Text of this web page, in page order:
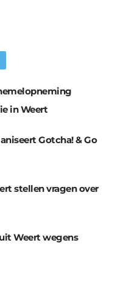
in Weert
Gotcha! & Go
stellen vragen over
Weert wegens